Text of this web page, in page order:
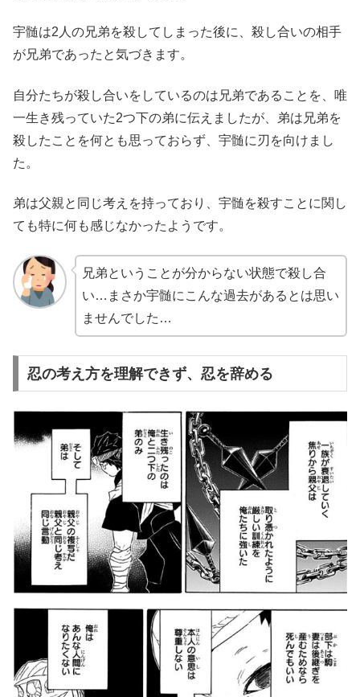
宇髄は2人の兄弟を殺してしまった後に、殺し合いの相手
が兄弟であったと気づきます。
自分たちが殺し合いをしているのは兄弟であることを、唯
一生き残っていた2つ下の弟に伝えましたが、弟は兄弟を
殺したことを何とも思っておらず、宇髄に刃を向けまし
た。
弟は父親と同じ考えを持っており、宇髄を殺すことに関し
ても特に何も感じなかったようです。
兄弟ということが分からない状態で殺し合
い…まさか宇髄にこんな過去があるとは思い
ませんでした…
忍の考え方を理解できず、忍を辞める